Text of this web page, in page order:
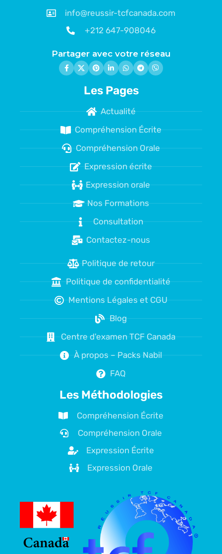
info@reussir-tcfcanada.com
+212 647-908046
Partager avec votre réseau
Les Pages
Actualité
Compréhension Écrite
Compréhension Orale
Expression écrite
Expression orale
Nos Formations
Consultation
Contactez-nous
Politique de retour
Politique de confidentialité
Mentions Légales et CGU
Blog
Centre d'examen TCF Canada
À propos – Packs Nabil
FAQ
Les Méthodologies
Compréhension Écrite
Compréhension Orale
Expression Écrite
Expression Orale